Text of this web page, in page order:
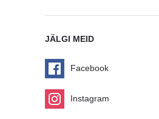
JÄLGI MEID
Facebook
Instagram